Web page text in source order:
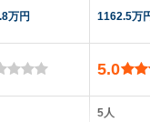
万円 1162.5万
5.0
5人